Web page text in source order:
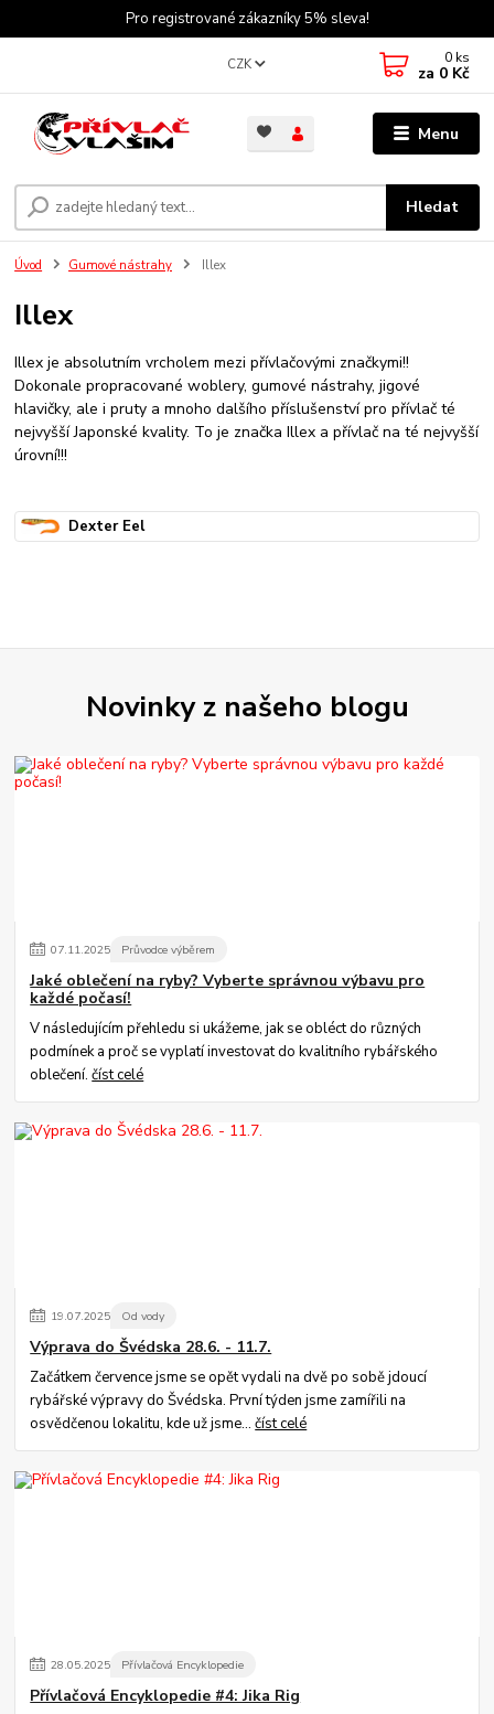
Pro registrované zákazníky 5% sleva!
Menu
CZK
Hledat
0 ks
za 0 Kč
Úvod Gumové nástrahy Illex
Illex
Illex je absolutním vrcholem mezi přívlačovými značkymi!!
Dokonale propracované woblery, gumové nástrahy, jigové
hlavičky, ale i pruty a mnoho dalšího příslušenství pro přívlač té
nejvyšší Japonské kvality. To je značka Illex a přívlač na té nejvyšší
úrovní!!!
Dexter Eel
Novinky z našeho blogu
07.11.2025 Průvodce výběrem
Jaké oblečení na ryby? Vyberte správnou výbavu pro
každé počasí!
V následujícím přehledu si ukážeme, jak se obléct do různých
podmínek a proč se vyplatí investovat do kvalitního rybářského
oblečení.číst celé
19.07.2025 Od vody
Výprava do Švédska 28.6. - 11.7.
Začátkem července jsme se opět vydali na dvě po sobě jdoucí
rybářské výpravy do Švédska. První týden jsme zamířili na
osvědčenou lokalitu, kde už jsme...číst celé
28.05.2025 Přívlačová Encyklopedie
Přívlačová Encyklopedie #4: Jika Rig